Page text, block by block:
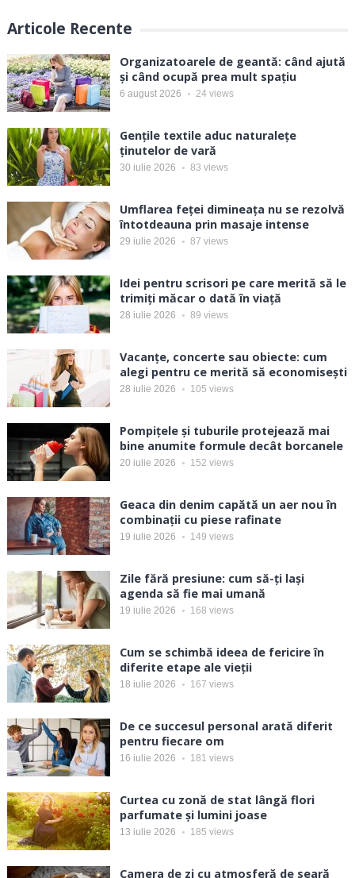
Articole Recente
Organizatoarele de geantă: când ajută
și când ocupă prea mult spațiu
6 august 2026 24 views
Gențile textile aduc naturalețe
ținutelor de vară
30 iulie 2026 83 views
Umflarea feței dimineața nu se rezolvă
întotdeauna prin masaje intense
29 iulie 2026 87 views
Idei pentru scrisori pe care merită să le
trimiți măcar o dată în viață
28 iulie 2026 89 views
Vacanțe, concerte sau obiecte: cum
alegi pentru ce merită să economisești
28 iulie 2026 105 views
Pompițele și tuburile protejează mai
bine anumite formule decât borcanele
20 iulie 2026 152 views
Geaca din denim capătă un aer nou în
combinații cu piese rafinate
19 iulie 2026 149 views
Zile fără presiune: cum să-ți lași
agenda să fie mai umană
19 iulie 2026 168 views
Cum se schimbă ideea de fericire în
diferite etape ale vieții
18 iulie 2026 167 views
De ce succesul personal arată diferit
pentru fiecare om
16 iulie 2026 181 views
Curtea cu zonă de stat lângă flori
parfumate și lumini joase
13 iulie 2026 185 views
Camera de zi cu atmosferă de seară